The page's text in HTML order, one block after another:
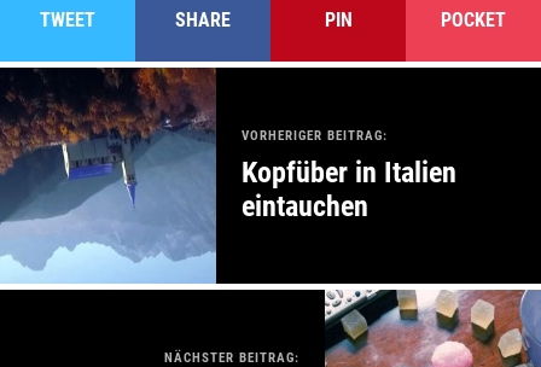
TWEET SHARE PIN POCKET
VORHERIGER BEITRAG:
Kopfüber in Italien
eintauchen
NÄCHSTER BEITRAG: